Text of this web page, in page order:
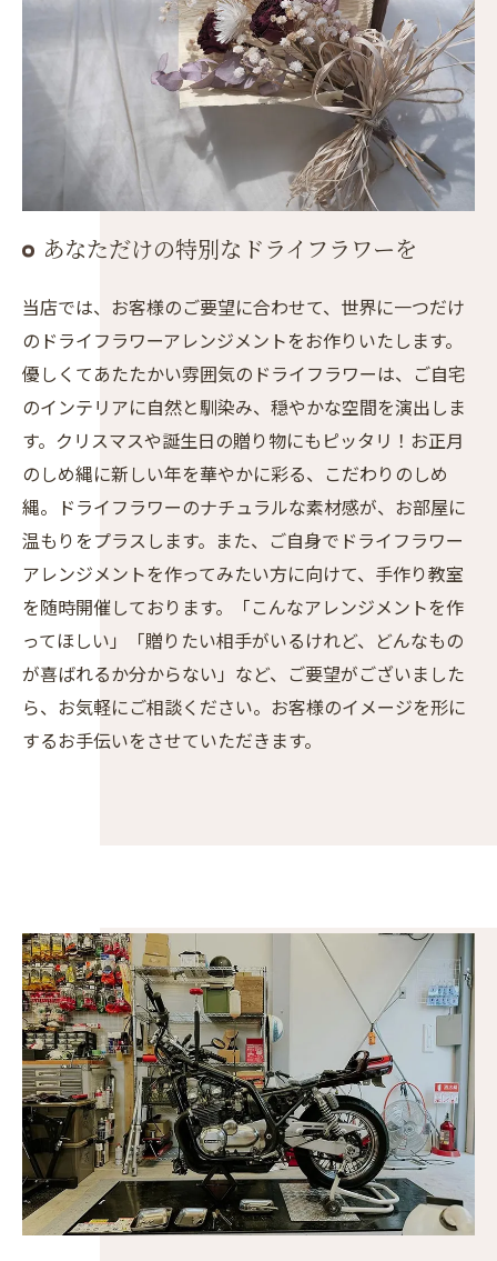
あなただけの特別なドライフラワーを
当店では、お客様のご要望に合わせて、世界に一つだけ
のドライフラワーアレンジメントをお作りいたします。
優しくてあたたかい雰囲気のドライフラワーは、ご自宅
のインテリアに自然と馴染み、穏やかな空間を演出しま
す。クリスマスや誕生日の贈り物にもピッタリ！お正月
のしめ縄に新しい年を華やかに彩る、こだわりのしめ
縄。ドライフラワーのナチュラルな素材感が、お部屋に
温もりをプラスします。また、ご自身でドライフラワー
アレンジメントを作ってみたい方に向けて、手作り教室
を随時開催しております。「こんなアレンジメントを作
ってほしい」「贈りたい相手がいるけれど、どんなもの
が喜ばれるか分からない」など、ご要望がございました
ら、お気軽にご相談ください。お客様のイメージを形に
するお手伝いをさせていただきます。